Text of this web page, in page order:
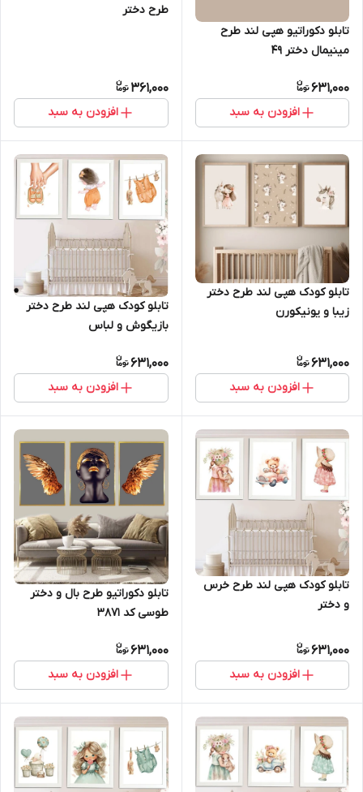
تابلو دکوراتیو هپی لند طرح
مینیمال دختر 49
631,000
افزودن به سبد
طرح دختر
361,000
افزودن به سبد
تابلو کودک هپی لند طرح دختر
زیبا و یونیکورن
631,000
افزودن به سبد
تابلو کودک هپی لند طرح دختر
بازیگوش و لباس
631,000
افزودن به سبد
تابلو کودک هپی لند طرح خرس
و دختر
631,000
افزودن به سبد
تابلو دکوراتیو طرح بال و دختر
طوسی کد 3871
631,000
افزودن به سبد